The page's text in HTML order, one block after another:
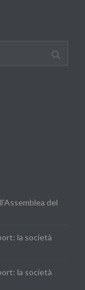
del
la società
la società